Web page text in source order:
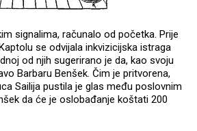
signalima, računalo od početka. Prije
se odvijala inkvizicijska istraga
od njih sugerirano je da, kao svoju
Barbaru Benšek. Čim je pritvorena,
Sailija pustila je glas među poslovnim
da će je oslobađanje koštati 200